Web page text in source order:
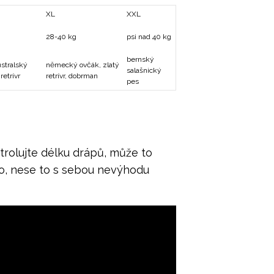
XL XXL
28-40 kg psi nad 40 kg
německý ovčák, zlatý
retrívr, dobrman
bernský
salašnický
pes
délku drápů, může to
nese to s sebou nevýhodu